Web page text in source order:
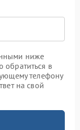
ниже
обратиться в
телефону
на свой